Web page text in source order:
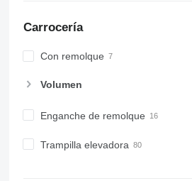
Carrocería
Con remolque
Volumen
Enganche de remolque
Trampilla elevadora